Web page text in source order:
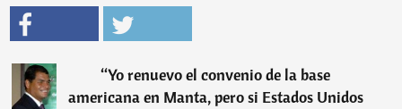
“Yo renuevo el convenio de la base
americana en Manta, pero si Estados Unidos